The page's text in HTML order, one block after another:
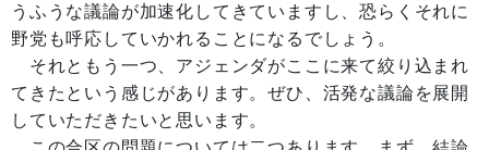
うふうな議論が加速化してきていますし、恐らくそれに
野党も呼応していかれることになるでしょう。
それともう一つ、アジェンダがここに来て絞り込まれ
てきたという感じがあります。ぜひ、活発な議論を展開
していただきたいと思います。